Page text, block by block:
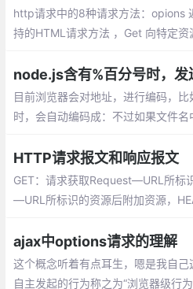
http请求中的8种请求方法：opions
持的HTML请求方法 ，Get 向特定
目前浏览器会对地址，进行编码，
时，会自动编码成：不过如果文件名
HTTP请求报文和响应报文
GET：请求获取Request—URL所标
—URL所标识的资源后附加资源，
源，由Request—URL作为其标识
ajax中options请求的理解
这个概念听着有点耳生，嗯是我自
自主发起的行为称之为“浏览器级行